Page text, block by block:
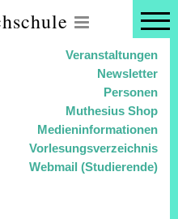
Veranstaltungen
Newsletter
Personen
Muthesius Shop
Medieninformationen
Vorlesungsverzeichnis
Webmail (Studierende)